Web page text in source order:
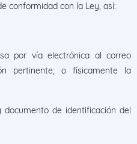
conformidad con la Ley, así:
por vía electrónica al correo
pertinente; o físicamente la
de identificación del